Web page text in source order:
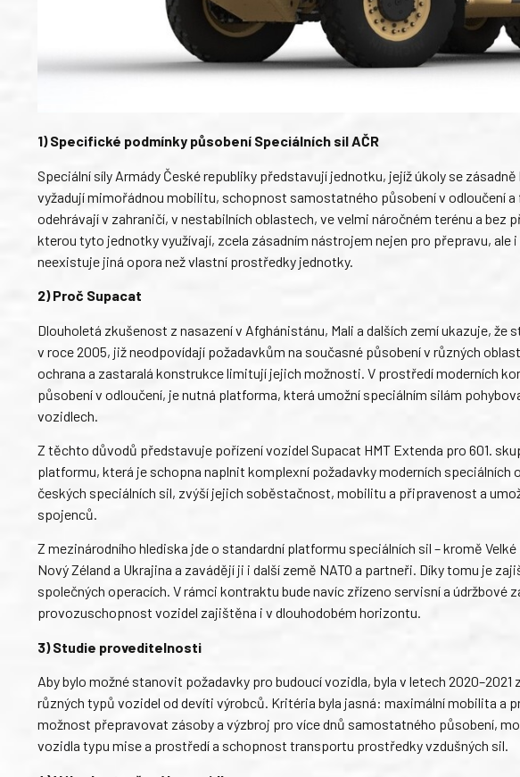
1) Specifické podmínky působení Speciálních sil AČR
Speciální síly Armády České republiky představují jednotku, jejíž úkoly se
vyžadují mimořádnou mobilitu, schopnost samostatného působení v odloučení
odehrávají v zahraničí, v nestabilních oblastech, ve velmi náročném terénu a
kterou tyto jednotky využívají, zcela zásadním nástrojem nejen pro přepravu,
neexistuje jiná opora než vlastní prostředky jednotky.
2) Proč Supacat
Dlouholetá zkušenost z nasazení v Afghánistánu, Mali a dalších zemí ukazuje, že
v roce 2005, již neodpovídají požadavkům na současné působení v různých
ochrana a zastaralá konstrukce limitují jejich možnosti. V prostředí moderních
působení v odloučení, je nutná platforma, která umožní speciálním silám
vozidlech.
Z těchto důvodů představuje pořízení vozidel Supacat HMT Extenda pro 601.
platformu, která je schopna naplnit komplexní požadavky moderních
českých speciálních sil, zvýší jejich soběstačnost, mobilitu a připravenost a
spojenců.
Z mezinárodního hlediska jde o standardní platformu speciálních sil – kromě
Nový Zéland a Ukrajina a zavádějí ji i další země NATO a partneři. Díky tomu je
společných operacích. V rámci kontraktu bude navíc zřízeno servisní a údržbové
provozuschopnost vozidel zajištěna i v dlouhodobém horizontu.
3) Studie proveditelnosti
Aby bylo možné stanovit požadavky pro budoucí vozidla, byla v letech
různých typů vozidel od devíti výrobců. Kritéria byla jasná: maximální mobilita a
možnost přepravovat zásoby a výzbroj pro více dnů samostatného působení,
vozidla typu mise a prostředí a schopnost transportu prostředky vzdušných sil.